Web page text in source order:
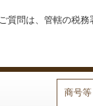
質問は、管轄の税務
商号等